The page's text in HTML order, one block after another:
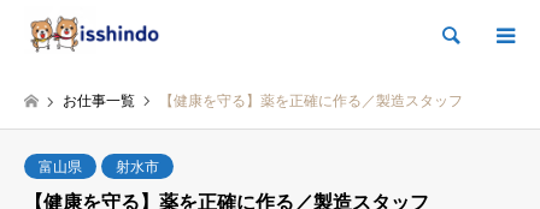
検索
お仕事一覧 【健康を守る】薬を正確に作る／製造スタッフ
富山県
射水市
【健康を守る】薬を正確に作る／製造スタッフ